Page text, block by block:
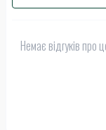
Немає відгуків про